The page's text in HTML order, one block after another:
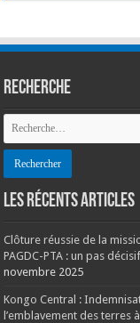
Recherche
LES RÉCENTS ARTICLES
Clôture réussie de la
PAGDC-PTA : un pas
novembre 2025
Kongo Central :
l’emblavement des terres